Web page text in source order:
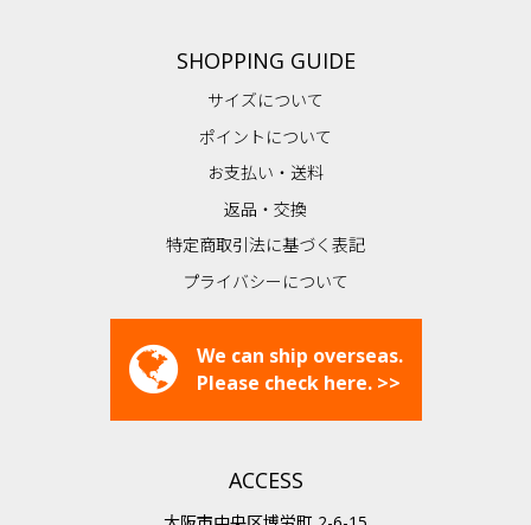
SHOPPING GUIDE
サイズについて
ポイントについて
お支払い・送料
返品・交換
特定商取引法に基づく表記
プライバシーについて
We can ship overseas.
Please check here. >>
ACCESS